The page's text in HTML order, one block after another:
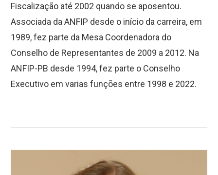
Fiscalização até 2002 quando se aposentou.
Associada da ANFIP desde o início da carreira, em
1989, fez parte da Mesa Coordenadora do
Conselho de Representantes de 2009 a 2012. Na
ANFIP-PB desde 1994, fez parte o Conselho
Executivo em varias funções entre 1998 e 2022.